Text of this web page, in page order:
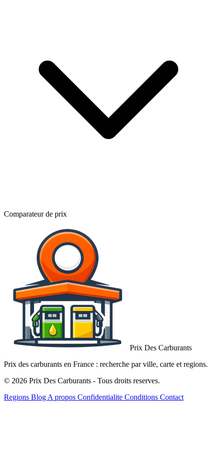
Comparateur de prix
Prix Des Carburants
Prix des carburants en France : recherche par ville, carte et regions.
© 2026 Prix Des Carburants - Tous droits reserves.
Regions Blog A propos Confidentialite Conditions Contact